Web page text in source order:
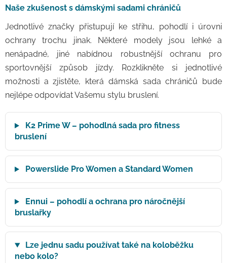
Naše zkušenost s dámskými sadami chráničů
Jednotlivé značky přistupují ke střihu, pohodlí i úrovni
ochrany trochu jinak. Některé modely jsou lehké a
nenápadné, jiné nabídnou robustnější ochranu pro
sportovnější způsob jízdy. Rozklikněte si jednotlivé
možnosti a zjistěte, která dámská sada chráničů bude
nejlépe odpovídat Vašemu stylu bruslení.
K2 Prime W – pohodlná sada pro fitness
bruslení
Powerslide Pro Women a Standard Women
Ennui – pohodlí a ochrana pro náročnější
bruslařky
Lze jednu sadu používat také na koloběžku
nebo kolo?